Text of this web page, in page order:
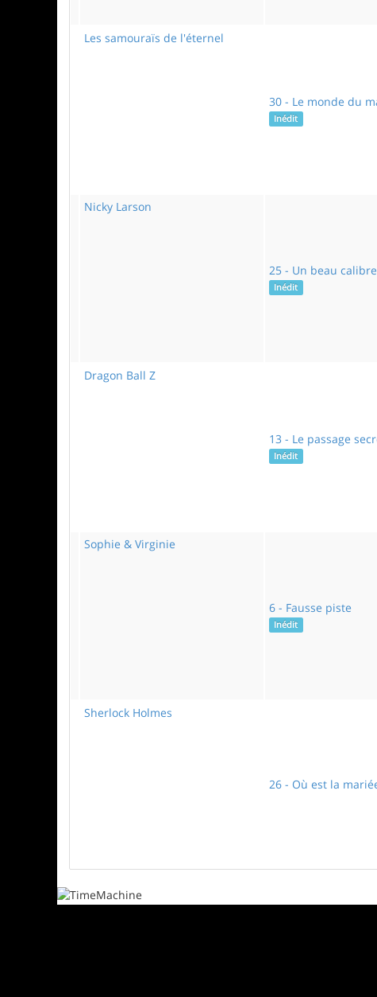
Les samouraïs de l'éternel
30 - Le monde du
Inédit
Nicky Larson
25 - Un beau calibre
Inédit
Dragon Ball Z
13 - Le passage
Inédit
Sophie & Virginie
6 - Fausse piste
Inédit
Sherlock Holmes
26 - Où est la